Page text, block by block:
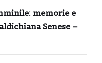
memorie e
Senese –